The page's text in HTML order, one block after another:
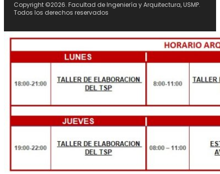
Copyright ©2026. Facultad de Ingeniería y Arquitectura, USMP.
Todos los derechos reservados